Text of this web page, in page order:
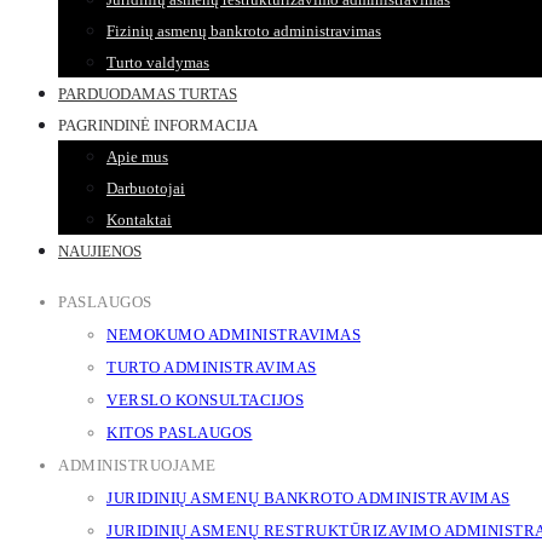
Fizinių asmenų bankroto administravimas
Turto valdymas
PARDUODAMAS TURTAS
PAGRINDINĖ INFORMACIJA
Apie mus
Darbuotojai
Kontaktai
NAUJIENOS
PASLAUGOS
NEMOKUMO ADMINISTRAVIMAS
TURTO ADMINISTRAVIMAS
VERSLO KONSULTACIJOS
KITOS PASLAUGOS
ADMINISTRUOJAME
JURIDINIŲ ASMENŲ BANKROTO ADMINISTRAVIMAS
JURIDINIŲ ASMENŲ RESTRUKTŪRIZAVIMO